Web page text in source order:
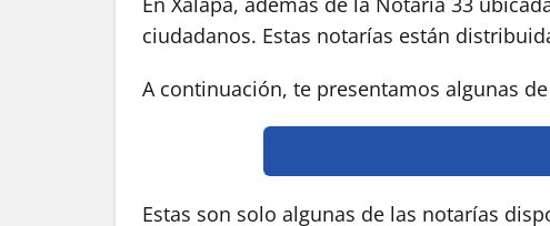
ciudadanos. Estas notarías están
A continuación, te presentamos algunas
Estas son solo algunas de las notarías